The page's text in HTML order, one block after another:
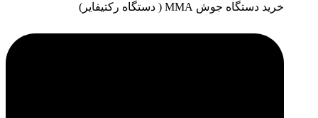
خرید دستگاه جوش MMA ( دستگاه رکتیفایر)